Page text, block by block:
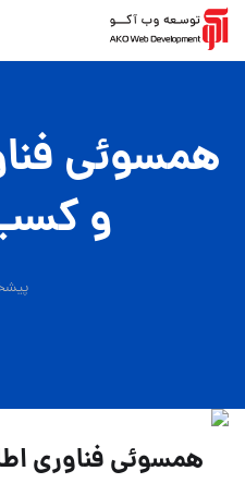
همسوئی
و
همسوئی فناوری